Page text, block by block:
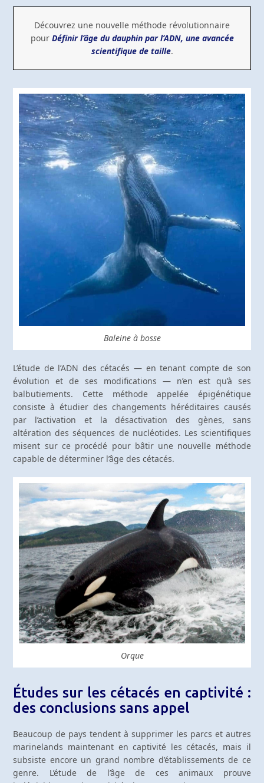
Découvrez une nouvelle méthode révolutionnaire
pour Définir l’âge du dauphin par l’ADN, une avancée
scientifique de taille.
Baleine à bosse
L’étude de l’ADN des cétacés — en tenant compte de son
évolution et de ses modifications — n’en est qu’à ses
balbutiements. Cette méthode appelée épigénétique
consiste à étudier des changements héréditaires causés
par l’activation et la désactivation des gènes, sans
altération des séquences de nucléotides. Les scientifiques
misent sur ce procédé pour bâtir une nouvelle méthode
capable de déterminer l’âge des cétacés.
Orque
Études sur les cétacés en captivité :
des conclusions sans appel
Beaucoup de pays tendent à supprimer les parcs et autres
marinelands maintenant en captivité les cétacés, mais il
subsiste encore un grand nombre d’établissements de ce
genre. L’étude de l’âge de ces animaux prouve